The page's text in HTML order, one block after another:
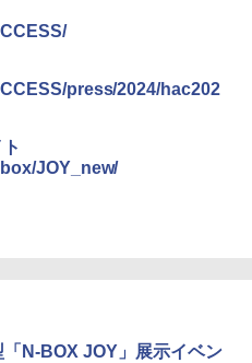
press/2024/hac202
JOY_new/
N-BOX JOY」展示イベン